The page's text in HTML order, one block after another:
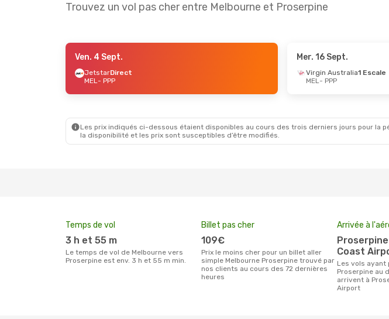
Trouvez un vol pas cher entre Melbourne et Proserpine
- Dim. 18 Oct.
- Lun. 31 Août
Ven. 4 Sept.
JetstarDirect
MEL- PPP
Mer. 16 Sept.
Virgin Australia1 Escale
MEL- PPP
Les prix indiqués ci-dessous étaient disponibles au cours des trois derniers jours pour la
la disponibilité et les prix sont susceptibles d’être modifiés.
Temps de vol
3 h et 55 m
Le temps de vol de Melbourne vers
Proserpine est env. 3 h et 55 m min.
Billet pas cher
109€
Prix le moins cher pour un billet aller
simple Melbourne Proserpine trouvé par
nos clients au cours des 72 dernières
heures
Arrivée à
Proserpine Whitsunday
Coast
Les vols ayant pour destination
Proserpine au
arrivent à
Airport